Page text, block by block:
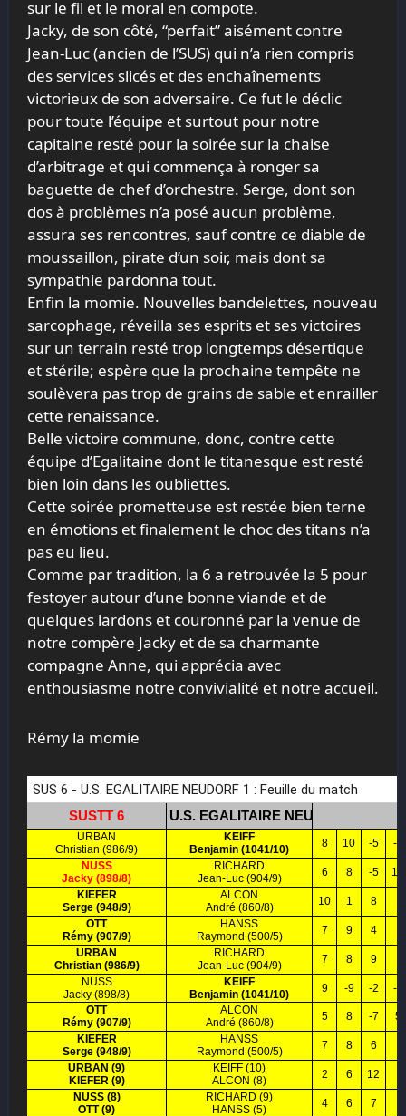
sur le fil et le moral en compote.
Jacky, de son côté, “perfait” aisément contre
Jean-Luc (ancien de l’SUS) qui n’a rien compris
des services slicés et des enchaînements
victorieux de son adversaire. Ce fut le déclic
pour toute l’équipe et surtout pour notre
capitaine resté pour la soirée sur la chaise
d’arbitrage et qui commença à ronger sa
baguette de chef d’orchestre. Serge, dont son
dos à problèmes n’a posé aucun problème,
assura ses rencontres, sauf contre ce diable de
moussaillon, pirate d’un soir, mais dont sa
sympathie pardonna tout.
Enfin la momie. Nouvelles bandelettes, nouveau
sarcophage, réveilla ses esprits et ses victoires
sur un terrain resté trop longtemps désertique
et stérile; espère que la prochaine tempête ne
soulèvera pas trop de grains de sable et enrailler
cette renaissance.
Belle victoire commune, donc, contre cette
équipe d’Egalitaine dont le titanesque est resté
bien loin dans les oubliettes.
Cette soirée prometteuse est restée bien terne
en émotions et finalement le choc des titans n’a
pas eu lieu.
Comme par tradition, la 6 a retrouvée la 5 pour
festoyer autour d’une bonne viande et de
quelques lardons et couronné par la venue de
notre compère Jacky et de sa charmante
compagne Anne, qui apprécia avec
enthousiasme notre convivialité et notre accueil.
Rémy la momie